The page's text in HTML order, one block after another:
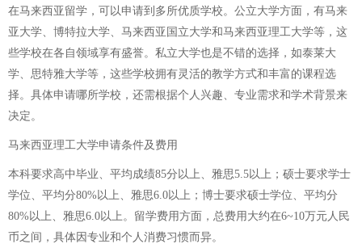
在马来西亚留学，可以申请到多所优质学校。公立大学方面，有马来
亚大学、博特拉大学、马来西亚国立大学和马来西亚理工大学等，这
些学校在各自领域享有盛誉。私立大学也是不错的选择，如泰莱大
学、思特雅大学等，这些学校拥有灵活的教学方式和丰富的课程选
择。具体申请哪所学校，还需根据个人兴趣、专业需求和学术背景来
决定。
马来西亚理工大学申请条件及费用
本科要求高中毕业、平均成绩85分以上、雅思5.5以上；硕士要求学士
学位、平均分80%以上、雅思6.0以上；博士要求硕士学位、平均分
80%以上、雅思6.0以上。留学费用方面，总费用大约在6~10万元人民
币之间，具体因专业和个人消费习惯而异。